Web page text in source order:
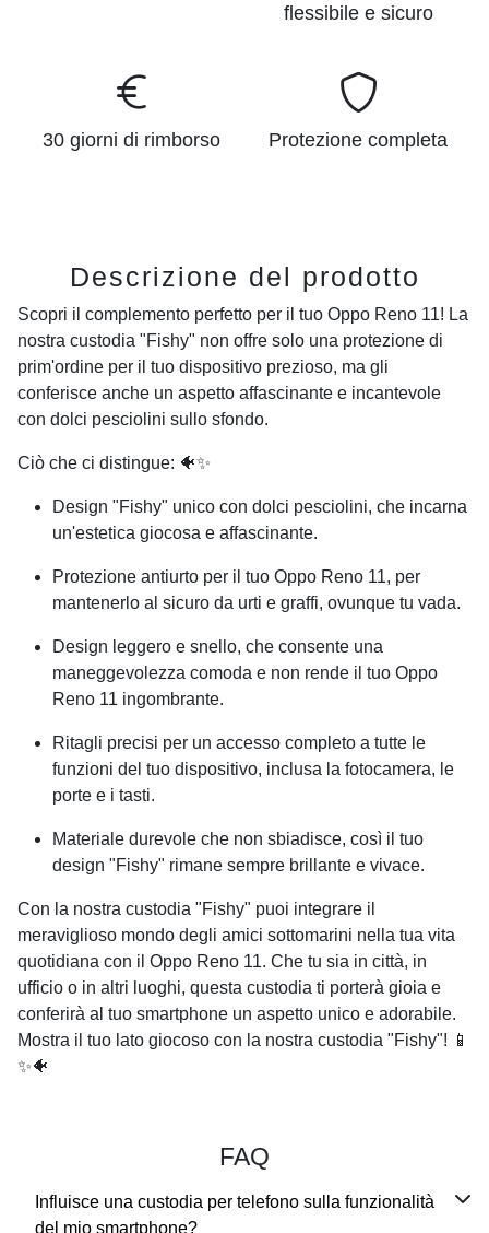
flessibile e sicuro
30 giorni di rimborso Protezione completa
Descrizione del prodotto
Scopri il complemento perfetto per il tuo Oppo Reno 11! La
nostra custodia "Fishy" non offre solo una protezione di
prim'ordine per il tuo dispositivo prezioso, ma gli
conferisce anche un aspetto affascinante e incantevole
con dolci pesciolini sullo sfondo.
Ciò che ci distingue: 🐠✨
Design "Fishy" unico con dolci pesciolini, che incarna
un'estetica giocosa e affascinante.
Protezione antiurto per il tuo Oppo Reno 11, per
mantenerlo al sicuro da urti e graffi, ovunque tu vada.
Design leggero e snello, che consente una
maneggevolezza comoda e non rende il tuo Oppo
Reno 11 ingombrante.
Ritagli precisi per un accesso completo a tutte le
funzioni del tuo dispositivo, inclusa la fotocamera, le
porte e i tasti.
Materiale durevole che non sbiadisce, così il tuo
design "Fishy" rimane sempre brillante e vivace.
Con la nostra custodia "Fishy" puoi integrare il
meraviglioso mondo degli amici sottomarini nella tua vita
quotidiana con il Oppo Reno 11. Che tu sia in città, in
ufficio o in altri luoghi, questa custodia ti porterà gioia e
conferirà al tuo smartphone un aspetto unico e adorabile.
Mostra il tuo lato giocoso con la nostra custodia "Fishy"! 📱
✨🐠
FAQ
Influisce una custodia per telefono sulla funzionalità
del mio smartphone?